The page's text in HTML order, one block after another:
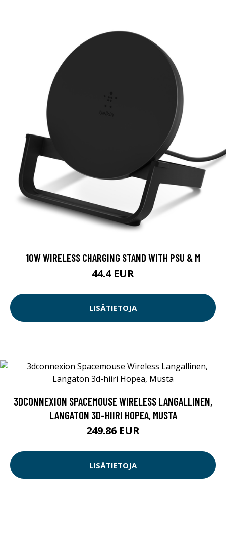
10W WIRELESS CHARGING STAND WITH PSU & M
44.4 EUR
LISÄTIETOJA
3DCONNEXION SPACEMOUSE WIRELESS LANGALLINEN,
LANGATON 3D-HIIRI HOPEA, MUSTA
249.86 EUR
LISÄTIETOJA